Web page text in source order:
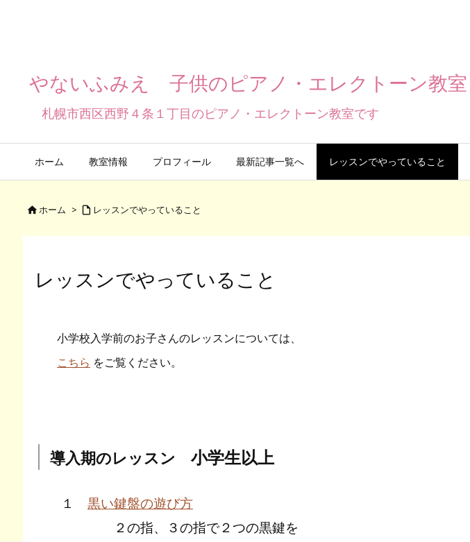
やないふみえ 子供のピアノ・エレクトーン教室
札幌市西区西野４条１丁目のピアノ・エレクトーン教室です
ホーム 教室情報 プロフィール 最新記事一覧へ レッスンでやっていること
ホーム >  レッスンでやっていること
レッスンでやっていること
小学校入学前のお子さんのレッスンについては、
こちら をご覧ください。
導入期のレッスン 小学生以上
１ 黒い鍵盤の遊び方
２の指、３の指で２つの黒鍵を